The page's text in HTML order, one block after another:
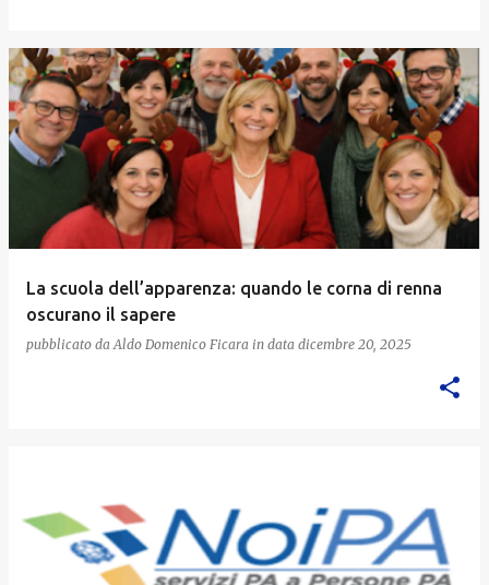
La scuola dell’apparenza: quando le corna di renna
oscurano il sapere
pubblicato da Aldo Domenico Ficara in data dicembre 20, 2025